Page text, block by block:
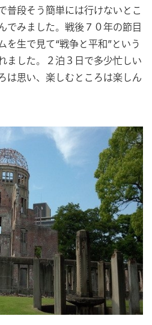
普段そう簡単には行けないとこ
でみました。戦後７０年の節目
を生で見て“戦争と平和”という
ました。２泊３日で多少忙しい
は思い、楽しむところは楽しん